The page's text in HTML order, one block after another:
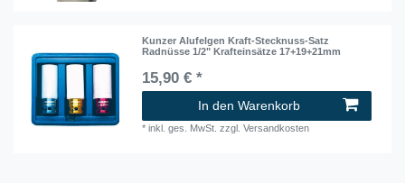
Kunzer Alufelgen Kraft-Stecknuss-Satz
Radnüsse 1/2" Krafteinsätze 17+19+21mm
15,90 € *
In den Warenkorb
*inkl. ges. MwSt. zzgl.Versandkosten